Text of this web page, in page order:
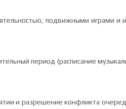
подвижными играми и
период (расписание
и разрешение конфликта